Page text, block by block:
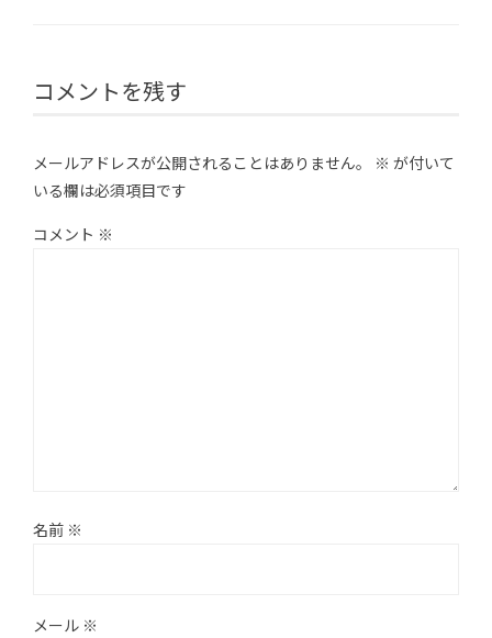
コメントを残す
メールアドレスが公開されることはありません。 ※ が付いて
いる欄は必須項目です
コメント ※
名前 ※
メール ※